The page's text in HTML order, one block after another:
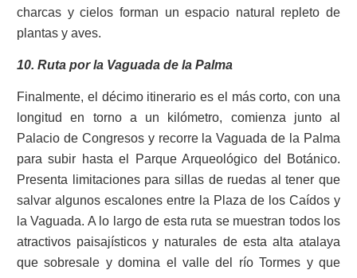
charcas y cielos forman un espacio natural repleto de
plantas y aves.
10. Ruta por la Vaguada de la Palma
Finalmente, el décimo itinerario es el más corto, con una
longitud en torno a un kilómetro, comienza junto al
Palacio de Congresos y recorre la Vaguada de la Palma
para subir hasta el Parque Arqueológico del Botánico.
Presenta limitaciones para sillas de ruedas al tener que
salvar algunos escalones entre la Plaza de los Caídos y
la Vaguada. A lo largo de esta ruta se muestran todos los
atractivos paisajísticos y naturales de esta alta atalaya
que sobresale y domina el valle del río Tormes y que